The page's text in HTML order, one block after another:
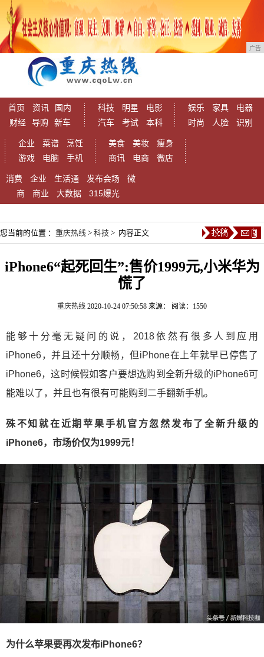
广告
首页 资讯
国内
财经
导购 新车
科技 明星
电影
汽车
考试 本科
娱乐 家具
电器
时尚
人脸 识别
企业 菜谱
烹饪
游戏
电脑 手机
美食 美妆
瘦身
商讯
电商 微店
消费 企业 生活通 发布会场
微
商
商业 大数据 315爆光
您当前的位置 ： 重庆热线 > 科技 > 内容正文
iPhone6“起死回生”:售价1999元,小米华为
慌了
重庆热线 2020-10-24 07:50:58 来源： 阅读：1550
能够十分毫无疑问的说，2018依然有很多人到应用
iPhone6，并且还十分顺畅，但iPhone在上年就早已停售了
iPhone6，这时候假如客户要想选购到全新升级的iPhone6可
能难以了，并且也有很有可能购到二手翻新手机。
殊不知就在近期苹果手机官方忽然发布了全新升级的
iPhone6，市场价仅为1999元！
为什么苹果要再次发布iPhone6？